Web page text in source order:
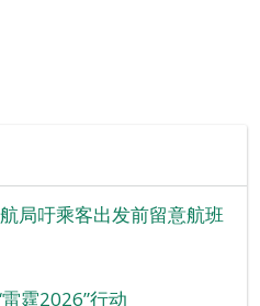
局吁乘客出发前留意航班
霆2026”行动